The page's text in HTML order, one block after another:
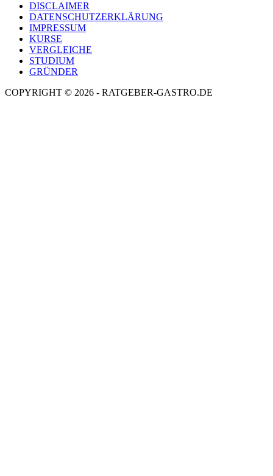
DISCLAIMER
DATENSCHUTZERKLÄRUNG
IMPRESSUM
KURSE
VERGLEICHE
STUDIUM
GRÜNDER
COPYRIGHT © 2026 - RATGEBER-GASTRO.DE